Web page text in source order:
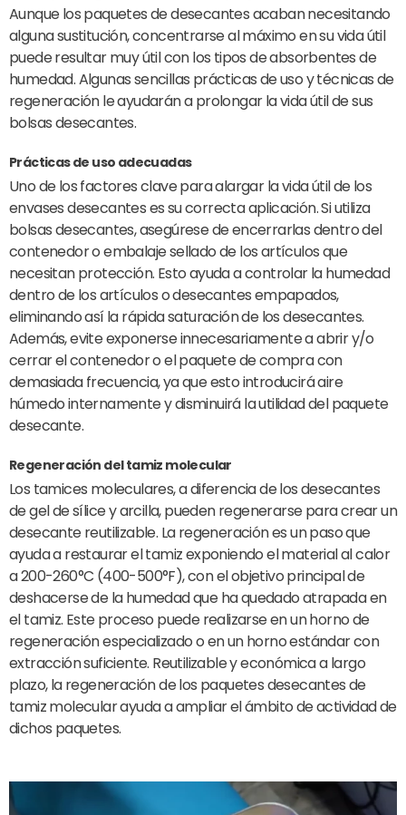
Aunque los paquetes de desecantes acaban necesitando
alguna sustitución, concentrarse al máximo en su vida útil
puede resultar muy útil con los tipos de absorbentes de
humedad. Algunas sencillas prácticas de uso y técnicas de
regeneración le ayudarán a prolongar la vida útil de sus
bolsas desecantes.
Prácticas de uso adecuadas
Uno de los factores clave para alargar la vida útil de los
envases desecantes es su correcta aplicación. Si utiliza
bolsas desecantes, asegúrese de encerrarlas dentro del
contenedor o embalaje sellado de los artículos que
necesitan protección. Esto ayuda a controlar la humedad
dentro de los artículos o desecantes empapados,
eliminando así la rápida saturación de los desecantes.
Además, evite exponerse innecesariamente a abrir y/o
cerrar el contenedor o el paquete de compra con
demasiada frecuencia, ya que esto introducirá aire
húmedo internamente y disminuirá la utilidad del paquete
desecante.
Regeneración del tamiz molecular
Los tamices moleculares, a diferencia de los desecantes
de gel de sílice y arcilla, pueden regenerarse para crear un
desecante reutilizable. La regeneración es un paso que
ayuda a restaurar el tamiz exponiendo el material al calor
a 200-260°C (400-500°F), con el objetivo principal de
deshacerse de la humedad que ha quedado atrapada en
el tamiz. Este proceso puede realizarse en un horno de
regeneración especializado o en un horno estándar con
extracción suficiente. Reutilizable y económica a largo
plazo, la regeneración de los paquetes desecantes de
tamiz molecular ayuda a ampliar el ámbito de actividad de
dichos paquetes.